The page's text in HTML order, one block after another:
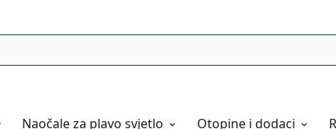
Naočaleza plavo svjetlo Otopine i dodaci